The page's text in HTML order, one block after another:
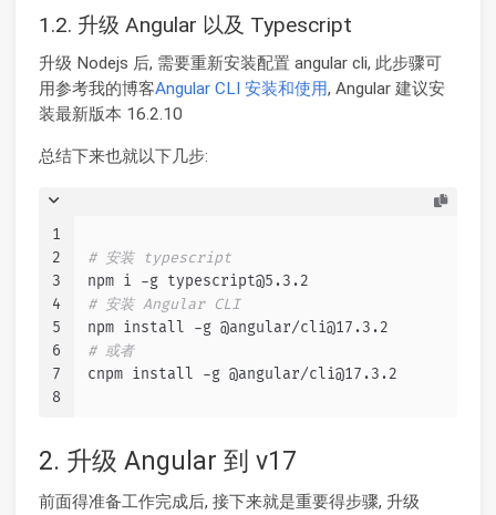
1.2. 升级 Angular 以及 Typescript
升级 Nodejs 后, 需要重新安装配置 angular cli, 此步骤可
用参考我的博客Angular CLI 安装和使用, Angular 建议安
装最新版本 16.2.10
总结下来也就以下几步:
1
2
3
4
5
6
7
8
# 安装 typescript
npm i -g typescript@5.3.2
# 安装 Angular CLI
npm install -g @angular/cli@17.3.2
# 或者
cnpm install -g @angular/cli@17.3.2
2. 升级 Angular 到 v17
前面得准备工作完成后, 接下来就是重要得步骤, 升级